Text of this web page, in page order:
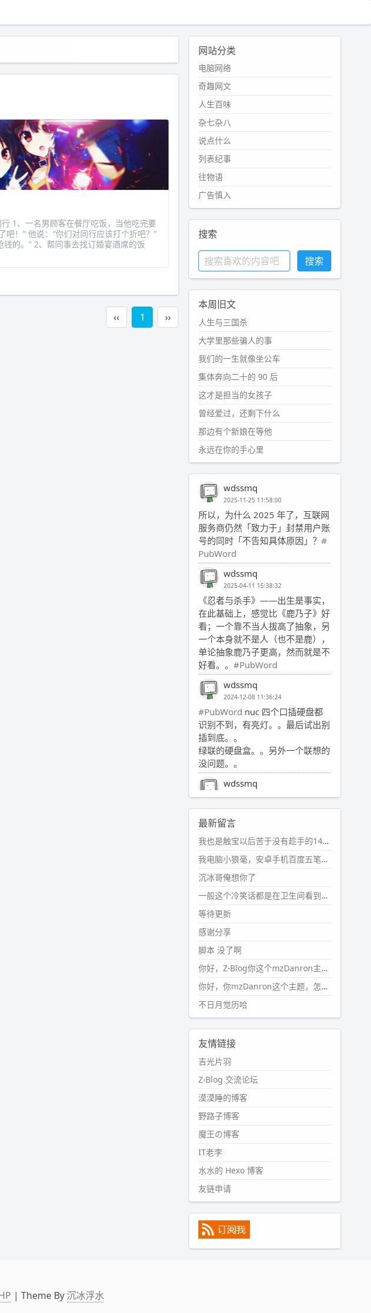
1、一名男顾客在餐厅吃饭，当他吃完要
！” 他说：“你们对同行应该打个折吧？”
的。” 2、帮同事去找订婚宴酒席的饭
‹‹ 1 ››
网站分类
电脑网络
奇趣网文
人生百味
杂七杂八
说点什么
列表纪事
往物语
广告慎入
搜索
本周旧文
人生与三国杀
大学里那些骗人的事
我们的一生就像坐公车
集体奔向二十的 90 后
这才是担当的女孩子
曾经爱过，还剩下什么
那边有个新娘在等他
永远在你的手心里
wdssmq
2025-11-25 11:58:00
所以，为什么 2025 年了，互联网
服务商仍然「致力于」封禁用户账
号的同时「不告知具体原因」？ #
PubWord
wdssmq
2025-04-11 15:38:32
《忍者与杀手》——出生是事实，
在此基础上，感觉比《鹿乃子》好
看；一个靠不当人拔高了抽象，另
一个本身就不是人（也不是鹿），
单论抽象鹿乃子更高，然而就是不
好看。。 #PubWord
wdssmq
2024-12-08 11:36:24
#PubWord nuc 四个口插硬盘都
识别不到，有亮灯。。最后试出别
插到底。。
绿联的硬盘盒。。另外一个联想的
没问题。。
wdssmq
2024-11-19 17:31:51
#PubWord近期观影记录：超级
马里奥，死侍与金刚狼。。
wdssmq
2024-10-08 10:12:25
#PubWord搬家也告一段落，虽
然搬过来的东西还得归置，新衣柜
虽说已经散俩月味儿了，但还是不
想放衣服进去。
wdssmq
2024-09-23 21:00:49
#PubWord
一次？？碎雨集_沉冰浮水_第1页
https://www.wdssmq.com/ta
g/%E7%A2%8E%E9%9B%A8%E
9%9B%86/
wdssmq
2024-09-23 20:58:40
话，2024 年目前只发了 13 条
嘟？？？？
wdssmq
2024-09-15 10:32:07
#PubWordVSCode 内 git 操作卡
住的时候没办法主动取消一直是个
痛点，一般都是推送或拉取，今天
连提交都卡了。。
wdssmq
#PubWord又一个夏天过去了，
所以今年也没买防水鞋套；然后天
凉了，为了应对踢被子买了睡袋，
不知道 1.2 米会不会略窄。。
最新留言
我也是触宝以后苦于没有趁手的14键五笔键盘久矣上面那位兄台用的百度双键点划布局我也用过很久，那个皮肤做得很粗糙，个别键位的触发区域是错位的，快速打字时很容易出错，修改它的皮肤文件校正后勉强能用，但早年出的皮肤分辨率太低，实在谈不上美观。百度小米定制版的商店里有一个"小黑板"皮肤还不错(百度官方输入法商店里没有)，但那个风格我不喜欢这两天找到了一个叫"森林集"的公众号，开发了海量的皮肤，很多都有14键版本，付费但很便宜，几块钱，终于有自己满意的输入法了搜了一下，这个工作室还是百度的官方合作伙伴，不知道为什么14键作品都不在官方商店上架，难道是百度官方在刻意放弃14键？
我电脑小狼毫，安卓手机百度五笔，皮肤用的双键点划，挺好的。
沉冰哥俺想你了
一般这个冷笑话都是在卫生间看到的多
等待更新
感谢分享
脚本 没了啊
你好，Z-Blog你这个mzDanron主题，怎么去除文章标题图像和文章摘要，仅显示标题，感谢回复！
你好，你mzDanron这个主题，怎么去除文章标题的图像和文章摘要！仅显示标题，感谢回复解决！
不日月觉历哈
友情链接
吉光片羽
Z-Blog 交流论坛
漠漠睡的博客
野路子博客
魔王の博客
IT老李
水水的 Hexo 博客
友链申请
| Theme By 沉冰浮水